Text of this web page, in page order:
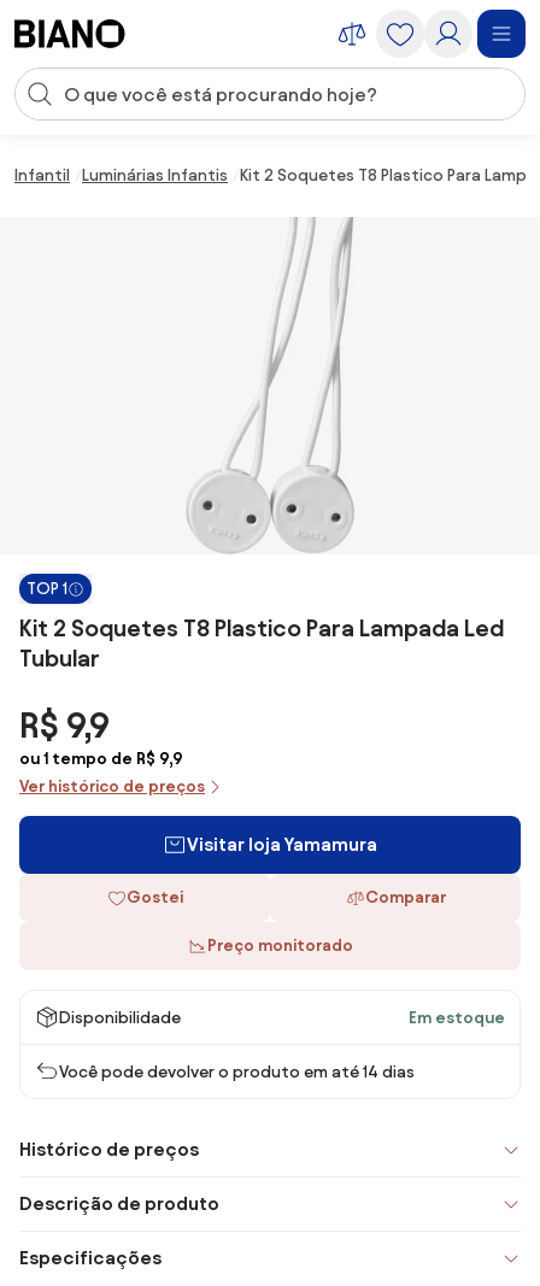
Entrada de pesquisa
Infantil Luminárias Infantis Kit 2 Soquetes T8 Plastico Para
TOP 1
Kit 2 Soquetes T8 Plastico Para Lampada Led
Tubular
R$ 9,9
ou 1 tempo de R$ 9,9
Ver histórico de preços
Visitar loja Yamamura
Gostei Comparar
Preço monitorado
Disponibilidade Em estoque
Você pode devolver o produto em até 14 dias
Histórico de preços
Descrição de produto
Especificações